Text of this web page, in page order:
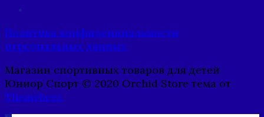
Политика конфиденциальности
персональных данных
Магазин спортивных товаров для детей
Юниор Спорт © 2020 Orchid Store тема от
Themebeez